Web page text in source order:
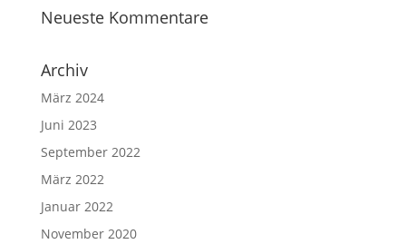
Neueste Kommentare
Archiv
März 2024
Juni 2023
September 2022
März 2022
Januar 2022
November 2020